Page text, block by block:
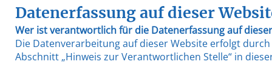
Datenerfassung auf dieser
Wer ist verantwortlich für die Datenerfassung auf
Die Datenverarbeitung auf dieser Website erfolgt
Abschnitt „Hinweis zur Verantwortlichen Stelle“ in